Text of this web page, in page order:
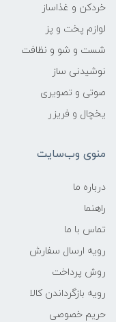
خردکن و غذاساز
لوازم پخت و پز
شست و شو و نظافت
نوشیدنی ساز
صوتی و تصویری
یخچال و فریزر
منوی وب‌سایت
درباره ما
راهنما
تماس با ما
رویه ارسال سفارش
روش پرداخت
رویه‌ بازگرداندن کالا
حریم خصوصی